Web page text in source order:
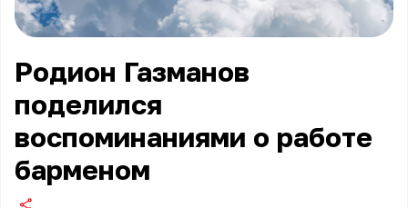
Родион Газманов
поделился
воспоминаниями о работе
барменом